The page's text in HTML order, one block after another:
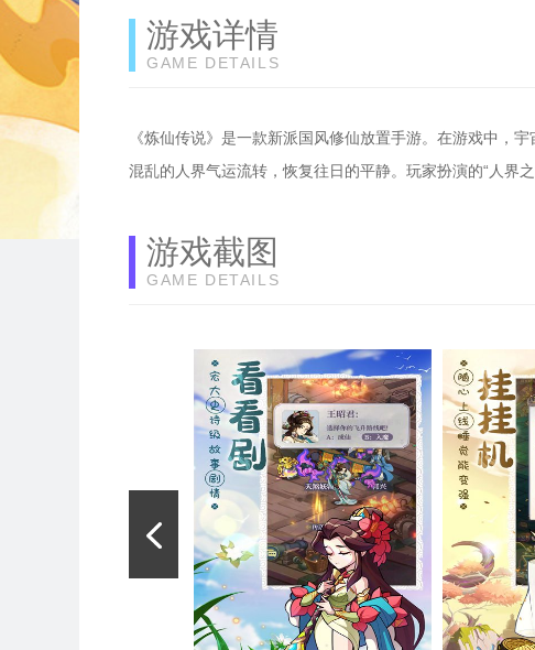
游戏详情
GAME DETAILS
《炼仙传说》是一款新派国风修仙放置手游。在游戏中，
混乱的人界气运流转，恢复往日的平静。玩家扮演的“人界
游戏截图
GAME DETAILS